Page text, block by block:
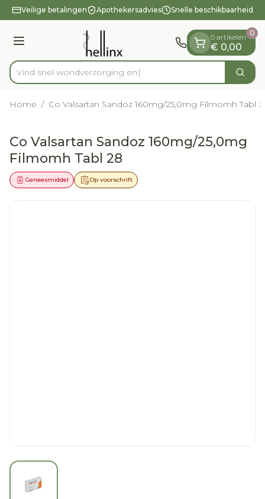
Ga naar de inhoud
1 van 1
Veilige betalingen Apothekersadvies Snelle beschikbaarheid
Menu
Product, merk, categorie...
Vind snel wondverz Zoek
0 artikelen
€ 0,00
0
Home / Co Valsartan Sandoz 160mg/25,0mg Filmomh Tabl
Co Valsartan Sandoz 160mg/25,0mg
Filmomh Tabl 28
Op voorschrift
Geneesmiddel
View larger image